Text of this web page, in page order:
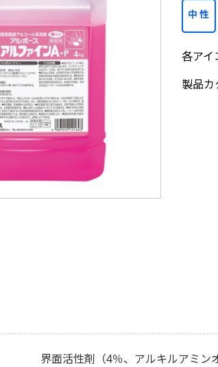
各アイ
製品
界面活性剤（4％、アルキルアミン